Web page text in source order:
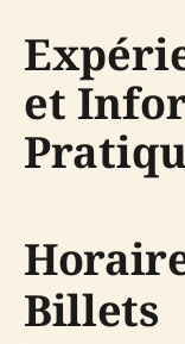
et
Billets